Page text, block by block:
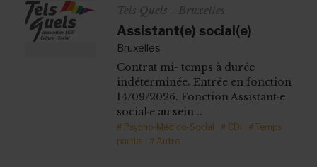
Tels Quels - Bruxelles
Assistant(e) social(e)
Bruxelles
Contrat mi- temps à durée
indéterminée. Entrée en fonction
14/09/2026. Fonction Assistant·e
social·e au sein...
# Psycho-Médico-Social # CDI
# Temps
partiel
# Autre